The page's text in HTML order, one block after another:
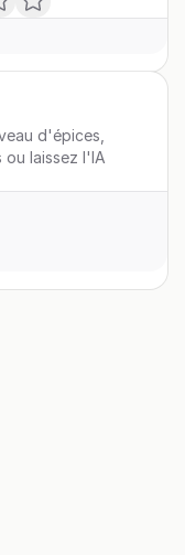
d'épices,
laissez l'IA